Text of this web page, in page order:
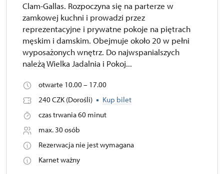
Clam-Gallas. Rozpoczyna się na parterze w
zamkowej kuchni i prowadzi przez
reprezentacyjne i prywatne pokoje na piętrach
męskim i damskim. Obejmuje około 20 w pełni
wyposażonych wnętrz. Do najwspanialszych
należą Wielka Jadalnia i Pokoj...
otwarte 10.00 – 17.00
240 CZK (Dorośli)
Kup bilet
czas trwania 60 minut
max. 30 osób
Rezerwacja nie jest wymagana
Karnet ważny